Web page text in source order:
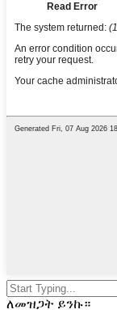
ለመዝጋት ይንኩ።